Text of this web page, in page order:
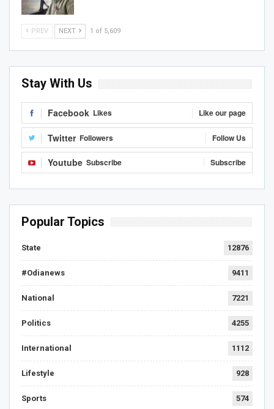
PREV NEXT 1 of 5,609
Stay With Us
Facebook Likes Like our page
Twitter Followers Follow Us
Youtube Subscribe Subscribe
Popular Topics
State 12876
#Odianews 9411
National 7221
Politics 4255
International 1112
Lifestyle 928
Sports 574